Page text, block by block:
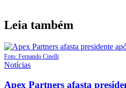
Leia também
Foto: Fernando Cinelli
Posted
Notícias
Apex Partners afasta